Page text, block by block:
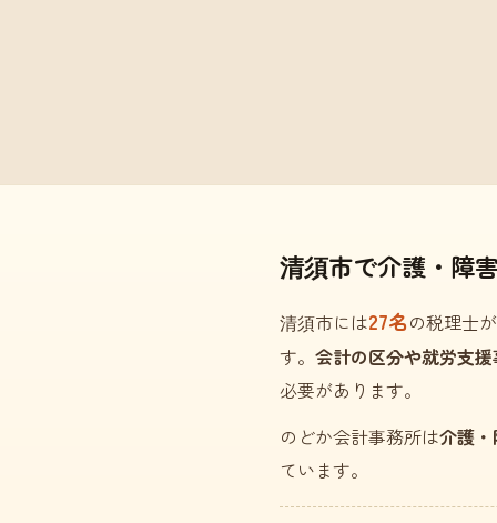
清須市で介護・障
清須市には27名の税理士
す。 会計の区分や就労支
必要があります。
のどか会計事務所は介護
ています。